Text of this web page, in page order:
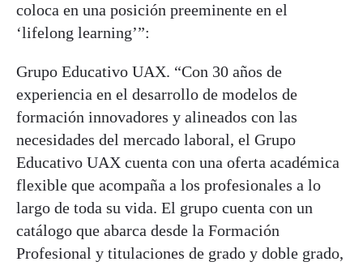
coloca en una posición preeminente en el
‘lifelong learning’”:
Grupo Educativo UAX. “Con 30 años de
experiencia en el desarrollo de modelos de
formación innovadores y alineados con las
necesidades del mercado laboral, el Grupo
Educativo UAX cuenta con una oferta académica
flexible que acompaña a los profesionales a lo
largo de toda su vida. El grupo cuenta con un
catálogo que abarca desde la Formación
Profesional y titulaciones de grado y doble grado,